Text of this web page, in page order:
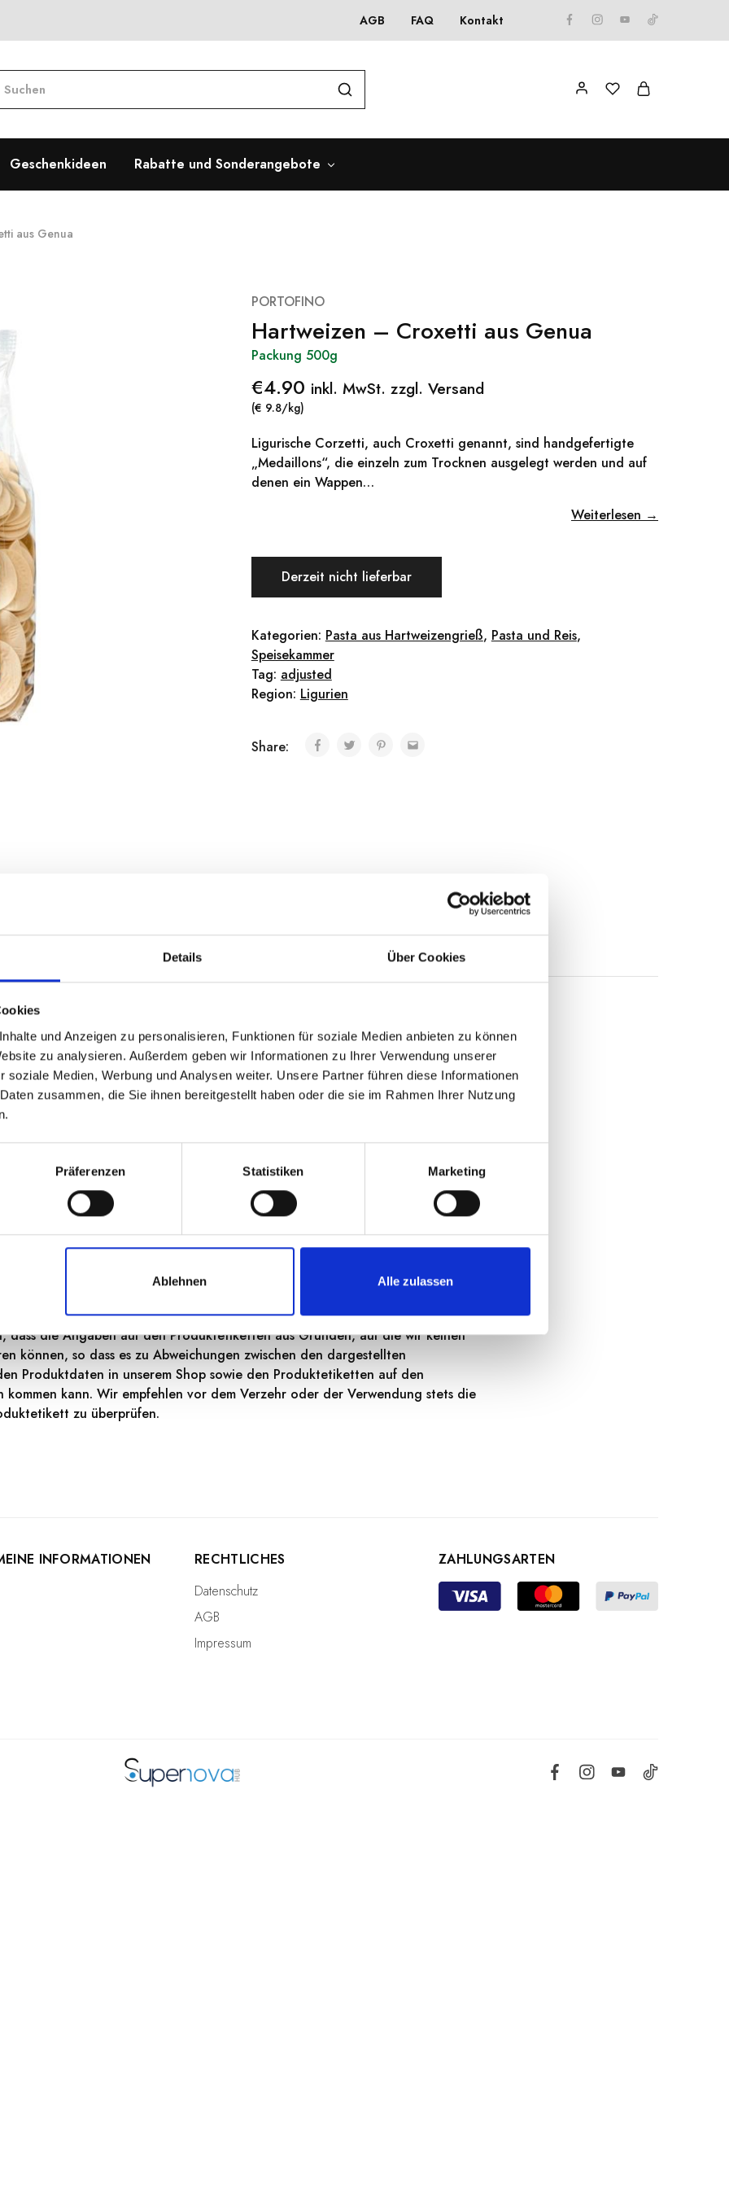
Details Über Cookies
und Anzeigen zu personalisieren, Funktionen für soziale Medien anbieten zu können
zu analysieren. Außerdem geben wir Informationen zu Ihrer Verwendung unserer
soziale Medien, Werbung und Analysen weiter. Unsere Partner führen diese Informationen
zusammen, die Sie ihnen bereitgestellt haben oder die sie im Rahmen Ihrer Nutzung
Präferenzen Statistiken Marketing
Ablehnen Alle zulassen
AGB FAQ Kontakt
Geschenkideen Rabatte und Sonderangebote
aus Genua
PORTOFINO
Hartweizen – Croxetti aus Genua
Packung 500g
€4.90 inkl. MwSt. zzgl. Versand
(€ 9.8/kg)
Ligurische Corzetti, auch Croxetti genannt, sind handgefertigte
„Medaillons“, die einzeln zum Trocknen ausgelegt werden und auf
denen ein Wappen…
Weiterlesen →
Derzeit nicht lieferbar
Kategorien: Pasta aus Hartweizengrieß, Pasta und Reis,
Speisekammer
Tag: adjusted
Region: Ligurien
Share:
Zusätzliche Informationen Nährwertangaben
und auf denen ein Wappen eingraviert ist.
Vorspeise.
in reichlich Salzwasser kochen. Abgießen und mit Sauce anrichten, dabei
Empfohlene Saucen: Pesto, Walnusssauce, Pilzsauce.
die handwerkliche Tradition des Gebiets fort und verbindet eine strenge
Rohstoffe mit modernen Produktionsverfahren.
dass die Angaben auf den Produktetiketten aus Gründen, auf die wir keinen
können, so dass es zu Abweichungen zwischen den dargestellten
Produktdaten in unserem Shop sowie den Produktetiketten auf den
kann. Wir empfehlen vor dem Verzehr oder der Verwendung stets die
zu überprüfen.
INFORMATIONEN
RECHTLICHES
Datenschutz
AGB
Impressum
ZAHLUNGSARTEN